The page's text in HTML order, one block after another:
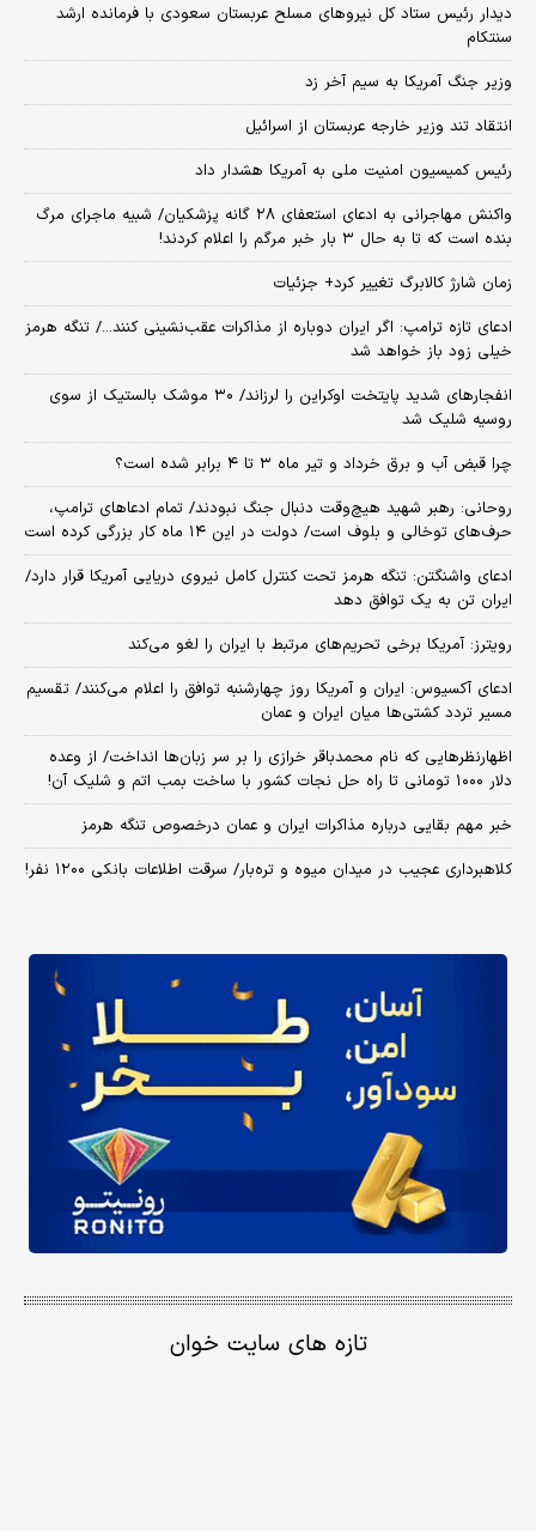
دیدار رئیس ستاد کل نیروهای مسلح عربستان سعودی با فرمانده ارشد
سنتکام
وزیر جنگ آمریکا به سیم آخر زد
انتقاد تند وزیر خارجه عربستان از اسرائیل
رئیس کمیسیون امنیت ملی به آمریکا هشدار داد
واکنش مهاجرانی به ادعای استعفای ۲۸ گانه پزشکیان/ شبیه ماجرای مرگ
بنده است که تا به حال ۳ بار خبر مرگم را اعلام کردند!
زمان شارژ کالابرگ تغییر کرد+ جزئیات
ادعای تازه ترامپ: اگر ایران دوباره از مذاکرات عقب‌نشینی کنند.../ تنگه هرمز
خیلی زود باز خواهد شد
انفجارهای شدید پایتخت اوکراین را لرزاند/ ۳۰ موشک بالستیک از سوی
روسیه شلیک شد
چرا قبض آب و برق خرداد و تیر ماه ۳ تا ۴ برابر شده است؟
روحانی: رهبر شهید هیچ‌وقت دنبال جنگ نبودند/ تمام ادعاهای ترامپ،
حرف‌های توخالی و بلوف است/ دولت در این ۱۴ ماه کار بزرگی کرده است
ادعای واشنگتن: تنگه هرمز تحت کنترل کامل نیروی دریایی آمریکا قرار دارد/
ایران تن به یک توافق دهد
رویترز: آمریکا برخی تحریم‌های مرتبط با ایران را لغو می‌کند
ادعای آکسیوس: ایران و آمریکا روز چهارشنبه توافق را اعلام می‌کنند/ تقسیم
مسیر تردد کشتی‌ها میان ایران و عمان
اظهارنظرهایی که نام محمدباقر خرازی را بر سر زبان‌ها انداخت/ از وعده
دلار ۱۰۰۰ تومانی تا راه حل نجات کشور با ساخت بمب اتم و شلیک آن!
خبر مهم بقایی درباره مذاکرات ایران و عمان درخصوص تنگه هرمز
کلاهبرداری عجیب در میدان میوه و تره‌بار/ سرقت اطلاعات بانکی ۱۲۰۰ نفر!
تازه های سایت خوان